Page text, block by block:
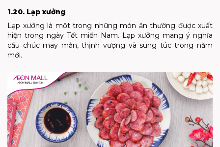
1.20. Lạp xưởng
Lạp xưởng là một trong những món ăn thường được xuất
hiện trong ngày Tết miền Nam. Lạp xưởng mang ý nghĩa
cầu chúc may mắn, thịnh vượng và sung túc trong năm
mới.